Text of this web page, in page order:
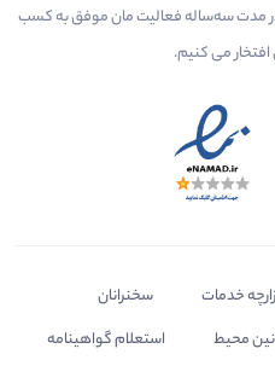
در مدت سه‌ساله فعالیت مان موفق به کسب
می‌ کنیم.
خدمات
سخنرانان
محیط استعلام گواهینامه